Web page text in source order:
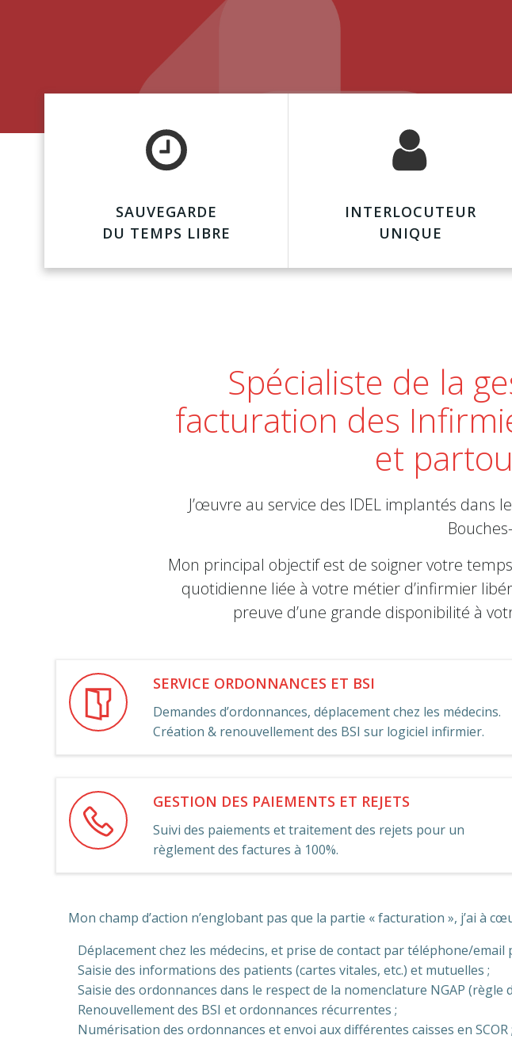
SAUVEGARDE
DU TEMPS LIBRE
INTERLOCUTEUR
UNIQUE
Spécialiste de la
facturation des
et
J’œuvre au service des IDEL implantés dans
Mon principal objectif est de soigner votre
quotidienne liée à votre métier d’infirmier
preuve d’une grande disponibilité à
SERVICE ORDONNANCES ET BSI
Demandes d’ordonnances, déplacement chez les médecins.
Création & renouvellement des BSI sur logiciel infirmier.
GESTION DES PAIEMENTS ET REJETS
Suivi des paiements et traitement des rejets pour un
règlement des factures à 100%.
Mon champ d’action n’englobant pas que la partie « facturation », j’ai à
Déplacement chez les médecins, et prise de contact par téléphone/
Saisie des informations des patients (cartes vitales, etc.) et mutuelles ;
Saisie des ordonnances dans le respect de la nomenclature NGAP
Renouvellement des BSI et ordonnances récurrentes ;
Numérisation des ordonnances et envoi aux différentes caisses en SCOR ;